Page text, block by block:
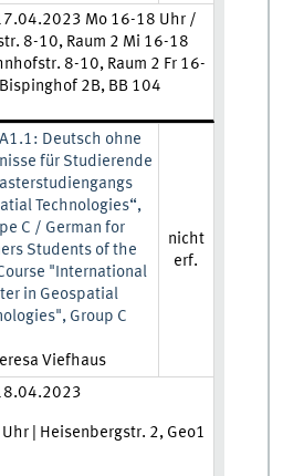
Mo 16-18 Uhr /
8-10, Raum 2 Mi 16-18
8-10, Raum 2 Fr 16-
2B, BB 104
Deutsch ohne
für Studierende
Technologies“,
C / German for
Students of the
"International
in Geospatial
Group C
Viefhaus
nicht
erf.
| Heisenbergstr. 2, Geo1